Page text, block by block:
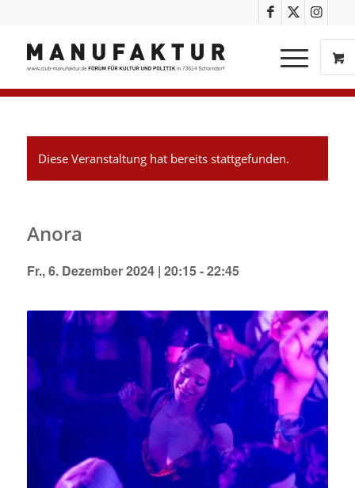
Diese Veranstaltung hat bereits stattgefunden.
Anora
Fr., 6. Dezember 2024 | 20:15-22:45